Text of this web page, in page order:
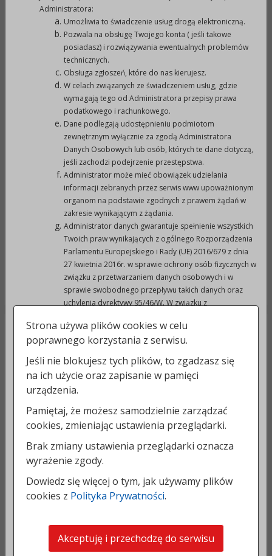
wytworzono: 21-03-2022
opublikowano: 21-03-2022 09:58
zmodyfikowano: 29-04-2022 08:27
podmiot
udostępniający:
Urząd Miejski w
Prudniku
Załączniki
Rejestr zmian
Powrót do poprzedniej strony »
DANE ADRESOWE:
Urząd Miejski w Prudniku
48-200 Prudnik
ul. Kościuszki 3
KONTAKT:
tel.:77 40 66 200-202
faks: 77 40 66 228
e-mail:
um@prudnik.pl
strona www:prudnik.pl
NIP: 755 19 11 362
REGON: 531413188
Strona używa plików cookies w celu
poprawnego korzystania z serwisu.
Jeśli nie blokujesz tych plików, to zgadzasz się
na ich użycie oraz zapisanie w pamięci
urządzenia.
Pamiętaj, że możesz samodzielnie zarządzać
cookies, zmieniając ustawienia przeglądarki.
Brak zmiany ustawienia przeglądarki oznacza
wyrażenie zgody.
Dowiedz się więcej o tym, jak używamy plików
cookies z Polityka Prywatności.
Akceptuję i przechodzę do serwisu
Administratora:
Umożliwia to świadczenie usług drogą elektroniczną.
Pozwala na obsługę Twojego konta ( jeśli takowe
posiadasz) i rozwiązywania ewentualnych problemów
technicznych.
Obsługa zgłoszeń, które do nas kierujesz.
W celach związanych ze świadczeniem usług, gdzie
wymagają tego od Administratora przepisy prawa
podatkowego i rachunkowego.
Dane podlegają udostępnieniu podmiotom
zewnętrznym wyłącznie za zgodą Administratora
Danych Osobowych lub osób, których te dane dotyczą,
jeśli zachodzi podejrzenie przestępstwa.
Administrator może mieć obowiązek udzielania
informacji zebranych przez serwis www upoważnionym
organom na podstawie zgodnych z prawem żądań w
zakresie wynikającym z żądania.
Administrator danych gwarantuje spełnienie wszystkich
Twoich praw wynikających z ogólnego Rozporządzenia
Parlamentu Europejskiego i Rady (UE) 2016/679 z dnia
27 kwietnia 2016r. w sprawie ochrony osób fizycznych w
związku z przetwarzaniem danych osobowych i w
sprawie swobodnego przepływu takich danych oraz
uchylenia dyrektywy 95/46/W. W związku z
dostępu do Twoich danych osobowych,
sprostowania Twoich danych osobowych,
ograniczenia ich przetwarzania,
przenoszenia Twoich danych osobowych,
Twoich danych osobowych.
Z uprawnień tych możesz skorzystać gdy:
w odniesieniu do żądania sprostowania danych:
zauważysz, że Twoje dane są nieprawidłowe lub
niekompletne,
w odniesieniu do żądania usunięcia danych:
Twoje dane nie będą już niezbędne do celów,
dla których zostały zebrane przez
przetwarzania Twoich danych; Twoje dane będą
przetwarzane niezgodnie z prawem; dane